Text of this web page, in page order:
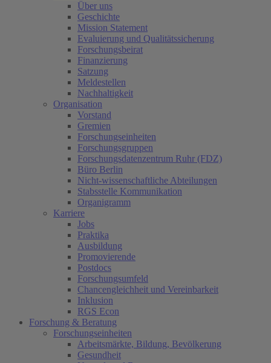
Über uns
Geschichte
Mission Statement
Evaluierung und Qualitätssicherung
Forschungsbeirat
Finanzierung
Satzung
Meldestellen
Nachhaltigkeit
Organisation
Vorstand
Gremien
Forschungseinheiten
Forschungsgruppen
Forschungsdatenzentrum Ruhr (FDZ)
Büro Berlin
Nicht-wissenschaftliche Abteilungen
Stabsstelle Kommunikation
Organigramm
Karriere
Jobs
Praktika
Ausbildung
Promovierende
Postdocs
Forschungsumfeld
Chancengleichheit und Vereinbarkeit
Inklusion
RGS Econ
Forschung & Beratung
Forschungseinheiten
Arbeitsmärkte, Bildung, Bevölkerung
Gesundheit